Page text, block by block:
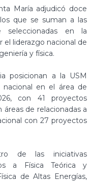
María adjudicó doce
que se suman a las
seleccionadas en la
el liderazgo nacional de
y física.
posicionan a la USM
en el área de
con 41 proyectos
de relacionadas a
con 27 proyectos
de las iniciativas
a Física Teórica y
de Altas Energías,